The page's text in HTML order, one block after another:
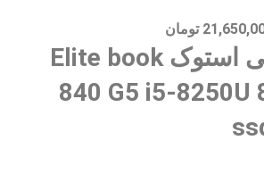
تومان
لپ تاپ اچ پی استوک Elite book
840 G5 i5-8250U